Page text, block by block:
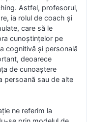
Astfel, profesorul,
ia rolul de coach şi
care să le
cunoştinţelor pe
cognitivă şi personală
deoarece
de cunoaştere
persoană sau de alte
ne referim la